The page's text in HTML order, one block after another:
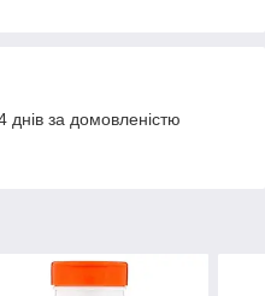
за домовленістю